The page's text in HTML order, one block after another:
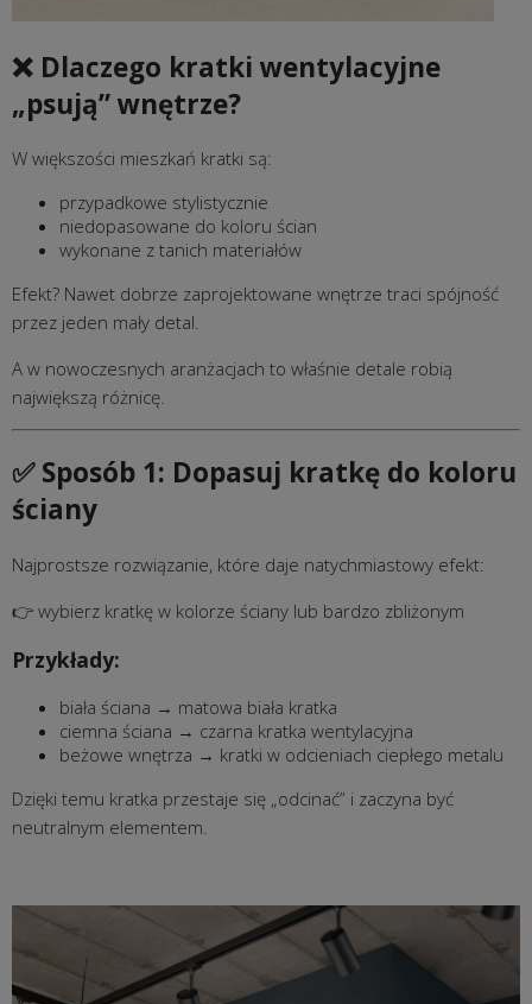
❌ Dlaczego kratki wentylacyjne
„psują” wnętrze?
W większości mieszkań kratki są:
przypadkowe stylistycznie
niedopasowane do koloru ścian
wykonane z tanich materiałów
Efekt? Nawet dobrze zaprojektowane wnętrze traci spójność
przez jeden mały detal.
A w nowoczesnych aranżacjach to właśnie detale robią
największą różnicę.
✅ Sposób 1: Dopasuj kratkę do koloru
ściany
Najprostsze rozwiązanie, które daje natychmiastowy efekt:
👉 wybierz kratkę w kolorze ściany lub bardzo zbliżonym
Przykłady:
biała ściana → matowa biała kratka
ciemna ściana → czarna kratka wentylacyjna
beżowe wnętrza → kratki w odcieniach ciepłego metalu
Dzięki temu kratka przestaje się „odcinać” i zaczyna być
neutralnym elementem.